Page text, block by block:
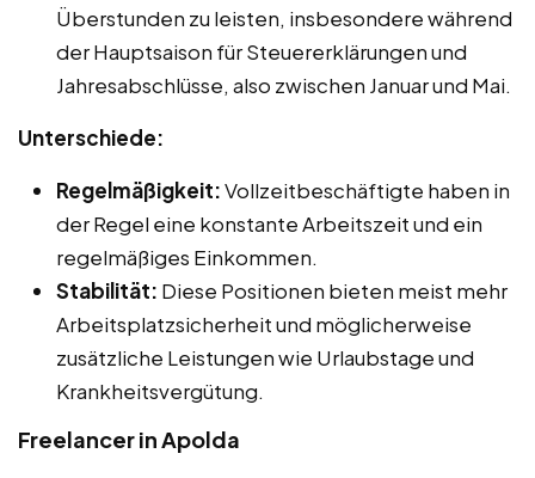
Überstunden zu leisten, insbesondere während
der Hauptsaison für Steuererklärungen und
Jahresabschlüsse, also zwischen Januar und Mai.
Unterschiede:
Regelmäßigkeit:Vollzeitbeschäftigte haben in
der Regel eine konstante Arbeitszeit und ein
regelmäßiges Einkommen.
Stabilität: Diese Positionen bieten meist mehr
Arbeitsplatzsicherheit und möglicherweise
zusätzliche Leistungen wie Urlaubstage und
Krankheitsvergütung.
Freelancer in Apolda